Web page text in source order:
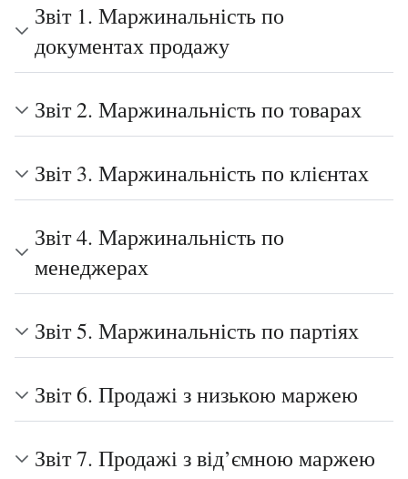
Звіт 1. Маржинальність по
документах продажу
Звіт 2. Маржинальність по товарах
Звіт 3. Маржинальність по клієнтах
Звіт 4. Маржинальність по
менеджерах
Звіт 5. Маржинальність по партіях
Звіт 6. Продажі з низькою маржею
Звіт 7. Продажі з від’ємною маржею